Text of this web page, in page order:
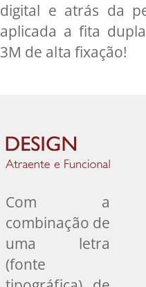
digital e atrás da
aplicada a fita
3M de alta fixação!
Com a
combinação de
uma letra
(fonte